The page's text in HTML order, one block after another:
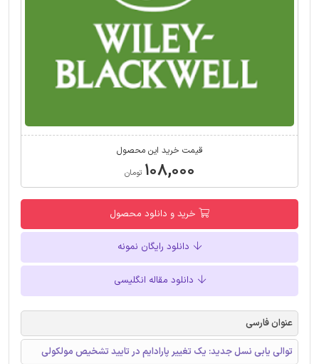
قیمت خرید این محصول
۱۰۸,۰۰۰ تومان
خرید و دانلود محصول
دانلود رایگان نمونه
دانلود مقاله انگلیسی
عنوان فارسی
توالی یابی نسل جدید: یک تغییر پارادایم در تایید تشخیص مولکولی